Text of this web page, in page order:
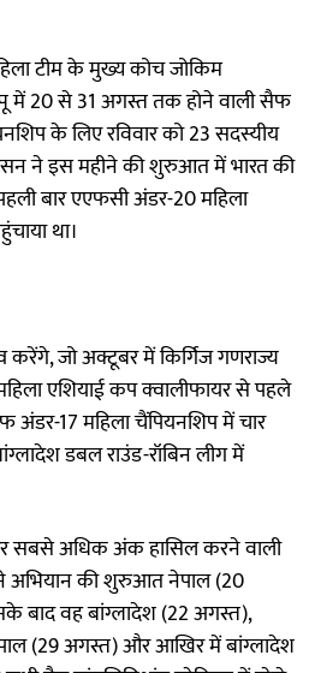
टीम के मुख्य कोच जोकिम
में 20 से 31 अगस्त तक होने वाली सैफ
के लिए रविवार को 23 सदस्यीय
ने इस महीने की शुरुआत में भारत की
बार एएफसी अंडर-20 महिला
था।
जो अक्टूबर में किर्गिज गणराज्य
एशियाई कप क्वालीफायर से पहले
17 महिला चैंपियनशिप में चार
डबल राउंड-रॉबिन लीग में
सबसे अधिक अंक हासिल करने वाली
अभियान की शुरुआत नेपाल (20
बाद वह बांग्लादेश (22 अगस्त),
(29 अगस्त) और आखिर में बांग्लादेश